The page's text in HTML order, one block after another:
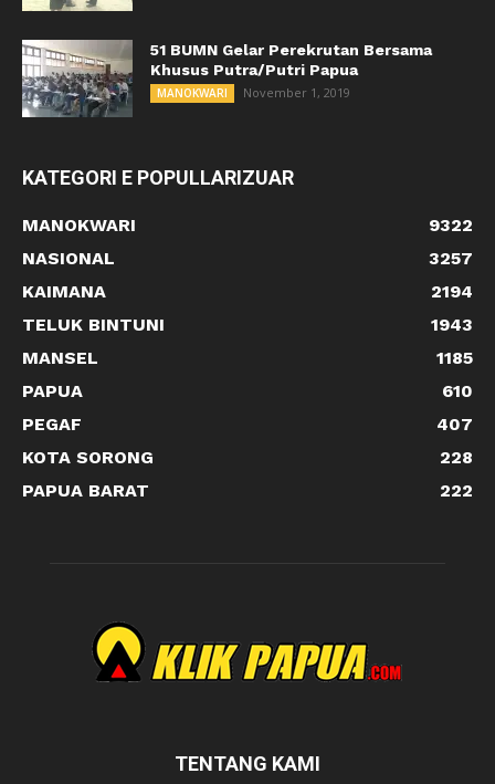
51 BUMN Gelar Perekrutan Bersama
Khusus Putra/Putri Papua
MANOKWARI November 1, 2019
KATEGORI E POPULLARIZUAR
MANOKWARI
9322
NASIONAL
3257
KAIMANA
2194
TELUK BINTUNI
1943
MANSEL
1185
PAPUA
610
PEGAF
407
KOTA SORONG
228
PAPUA BARAT
222
TENTANG KAMI